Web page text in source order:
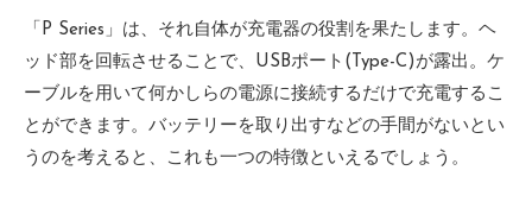
「P Series」は、それ自体が充電器の役割を果たします。ヘ
ッド部を回転させることで、USBポート(Type-C)が露出。ケ
ーブルを用いて何かしらの電源に接続するだけで充電するこ
とができます。バッテリーを取り出すなどの手間がないとい
うのを考えると、これも一つの特徴といえるでしょう。